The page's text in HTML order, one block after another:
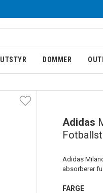
UTSTYR DOMMER
Adidas
Adidas
absorberer
FARGE